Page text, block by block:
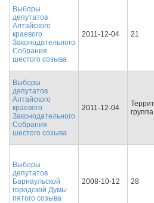
Выборы
депутатов
Алтайского
краевого
Законодательного
Собрания
шестого созыва
2011-12-04 21
Выборы
депутатов
Алтайского
краевого
Законодательного
Собрания
шестого созыва
2011-12-04
Выборы
депутатов
Барнаульской
городской Думы
пятого созыва
2008-10-12 28